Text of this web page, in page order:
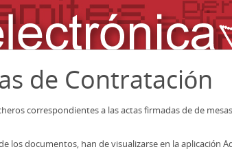
de Contratación
correspondientes a las actas firmadas de de
los documentos, han de visualizarse en la aplicación